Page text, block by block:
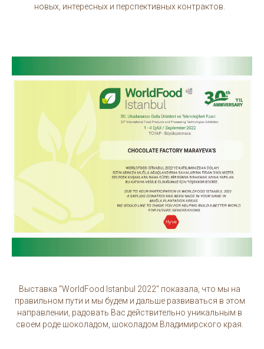
новых, интересных и перспективных контрактов.
Выставка "WorldFood Istanbul 2022" показала, что мы на
правильном пути и мы будем и дальше развиваться в этом
направлении, радовать Вас действительно уникальным в
своем роде шоколадом, шоколадом Владимирского края.